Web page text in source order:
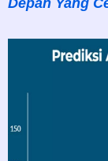
Depan Yang